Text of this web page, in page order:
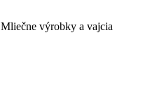
Mliečne výrobky a vajcia